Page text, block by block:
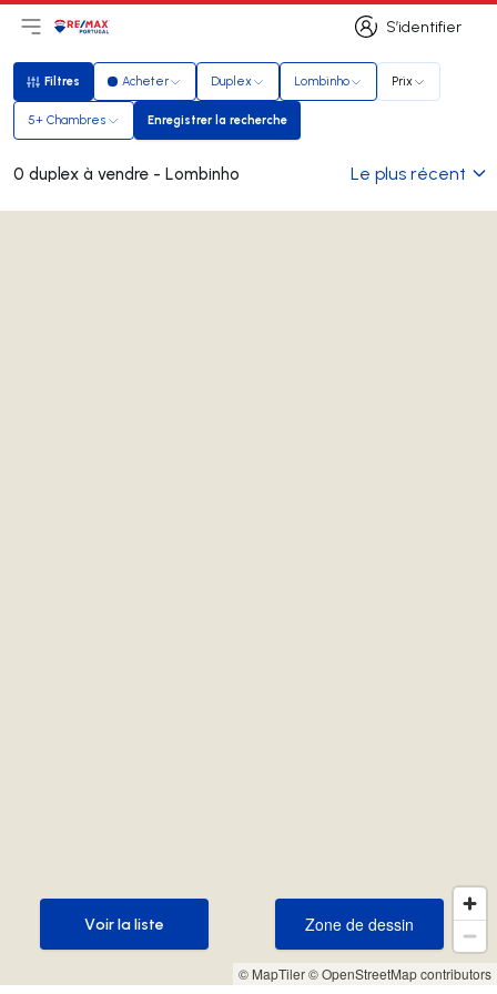
S’identifier
S’identifier
Ouvrir le menu principal
LogoAller à la page d’accueil
Filtres
Filtres Acheter Duplex Lombinho Prix
5+ Chambres Enregistrer la recherche
Enregistrer la recherche
0 duplex à vendre - Lombinho Le plus récent
© MapTiler© OpenStreetMap contributors
Zone de dessin
Zone de dessin
Voir la liste
Voir la liste